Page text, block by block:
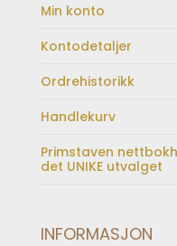
Min konto
Kontodetaljer
Ordrehistorikk
Handlekurv
Primstaven
det UNIKE utvalget
INFORMASJON